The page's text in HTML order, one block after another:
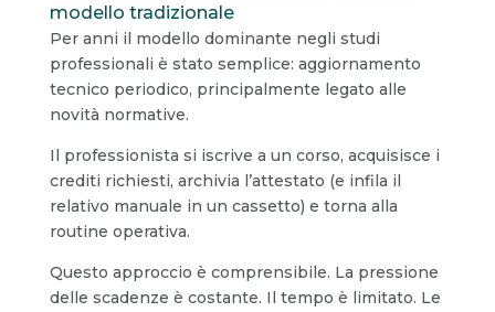
modello tradizionale
Per anni il modello dominante negli studi
professionali è stato semplice: aggiornamento
tecnico periodico, principalmente legato alle
novità normative.
Il professionista si iscrive a un corso, acquisisce i
crediti richiesti, archivia l’attestato (e infila il
relativo manuale in un cassetto) e torna alla
routine operativa.
Questo approccio è comprensibile. La pressione
delle scadenze è costante. Il tempo è limitato. Le